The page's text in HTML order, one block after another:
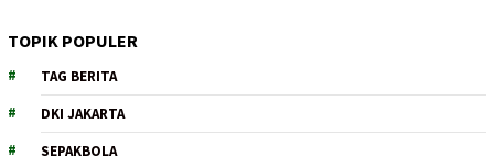
TOPIK POPULER
TAG BERITA
DKI JAKARTA
SEPAKBOLA